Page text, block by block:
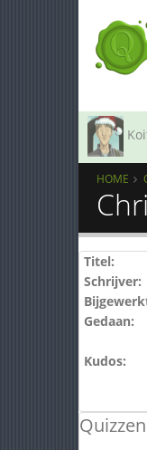
HOME
Titel:
Schrijver:
Gedaan:
Kudos: